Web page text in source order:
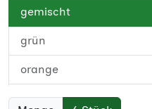
gemischt
grün
orange
rot